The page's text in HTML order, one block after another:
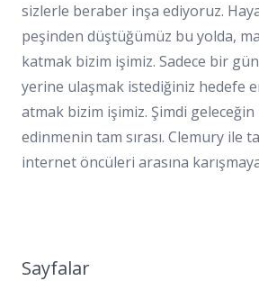
sizlerle beraber inşa ediyoruz.
peşinden düştüğümüz bu yolda,
katmak bizim işimiz. Sadece bir
yerine ulaşmak istediğiniz hedefe
atmak bizim işimiz. Şimdi geleceğin
edinmenin tam sırası. Clemury ile
internet öncüleri arasına
Sayfalar